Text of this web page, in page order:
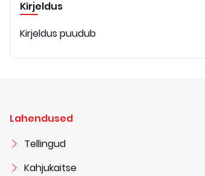
Kirjeldus
Kirjeldus puudub
Lahendused
Tellingud
Kahjukaitse